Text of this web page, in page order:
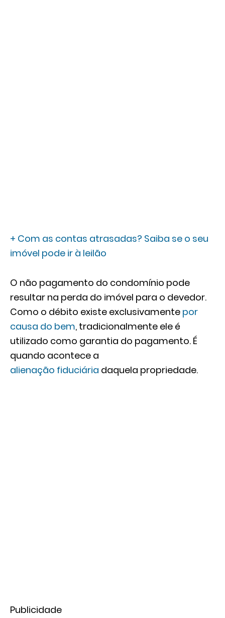
+ Com as contas atrasadas? Saiba se o seu
imóvel pode ir à leilão
O não pagamento do condomínio pode
resultar na perda do imóvel para o devedor.
Como o débito existe exclusivamente por
causa do bem, tradicionalmente ele é
utilizado como garantia do pagamento. É
quando acontece a
alienação fiduciária daquela propriedade.
Publicidade